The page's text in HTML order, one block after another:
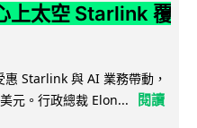
上太空 Starlink 覆
Starlink 與 AI 業務帶動，
元。行政總裁 Elon...
閱讀